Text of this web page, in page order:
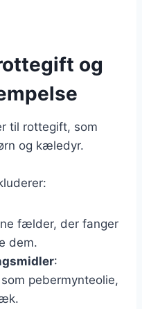
og
til rottegift, som
og kæledyr.
fælder, der fanger
dem.
:
pebermynteolie,